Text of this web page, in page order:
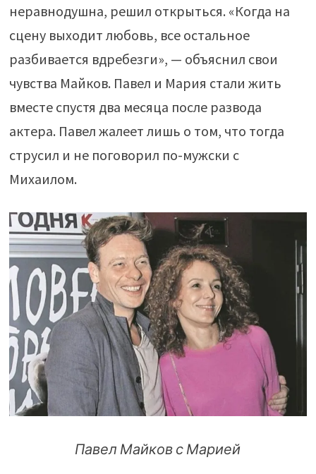
неравнодушна, решил открыться. «Когда на
сцену выходит любовь, все остальное
разбивается вдребезги», — объяснил свои
чувства Майков. Павел и Мария стали жить
вместе спустя два месяца после развода
актера. Павел жалеет лишь о том, что тогда
струсил и не поговорил по-мужски с
Михаилом.
Павел Майков с Марией